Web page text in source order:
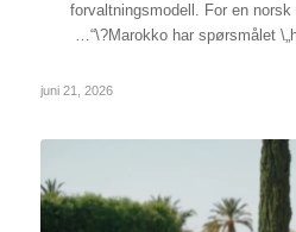
forvaltningsmodell. For en
Marokko har spørsmålet
juni 21, 2026